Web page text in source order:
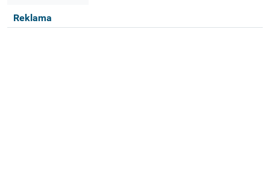
Reklama